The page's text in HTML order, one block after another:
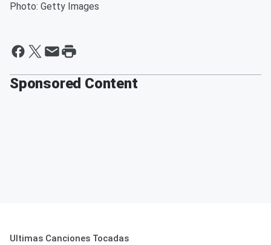
Photo: Getty Images
Sponsored Content
Ultimas Canciones Tocadas